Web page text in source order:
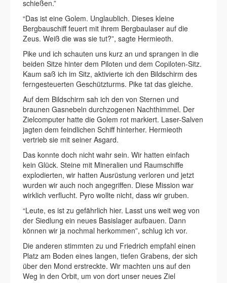
schießen.”
“Das ist eine Golem. Unglaublich. Dieses kleine
Bergbauschiff feuert mit ihrem Bergbaulaser auf die
Zeus. Weiß die was sie tut?”, sagte Hermieoth.
Pike und ich schauten uns kurz an und sprangen in die
beiden Sitze hinter dem Piloten und dem Copiloten-Sitz.
Kaum saß ich im Sitz, aktivierte ich den Bildschirm des
ferngesteuerten Geschützturms. Pike tat das gleiche.
Auf dem Bildschirm sah ich den von Sternen und
braunen Gasnebeln durchzogenen Nachthimmel. Der
Zielcomputer hatte die Golem rot markiert. Laser-Salven
jagten dem feindlichen Schiff hinterher. Hermieoth
vertrieb sie mit seiner Asgard.
Das konnte doch nicht wahr sein. Wir hatten einfach
kein Glück. Steine mit Mineralien und Raumschiffe
explodierten, wir hatten Ausrüstung verloren und jetzt
wurden wir auch noch angegriffen. Diese Mission war
wirklich verflucht. Pyro wollte nicht, dass wir gruben.
“Leute, es ist zu gefährlich hier. Lasst uns weit weg von
der Siedlung ein neues Basislager aufbauen. Dann
können wir ja nochmal herkommen”, schlug ich vor.
Die anderen stimmten zu und Friedrich empfahl einen
Platz am Boden eines langen, tiefen Grabens, der sich
über den Mond erstreckte. Wir machten uns auf den
Weg in den Orbit, um von dort unser neues Ziel